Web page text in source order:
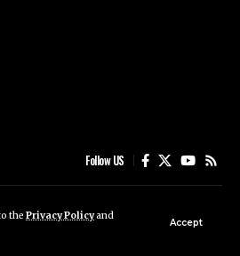
the Privacy Policyand
Accept
Follow US
Media .All Rights Reserved.